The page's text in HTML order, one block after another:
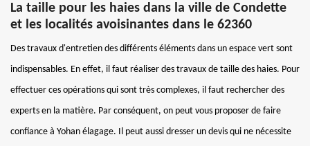
La taille pour les haies dans la ville de Condette
et les localités avoisinantes dans le 62360
Des travaux d'entretien des différents éléments dans un espace vert sont
indispensables. En effet, il faut réaliser des travaux de taille des haies. Pour
effectuer ces opérations qui sont très complexes, il faut rechercher des
experts en la matière. Par conséquent, on peut vous proposer de faire
confiance à Yohan élagage. Il peut aussi dresser un devis qui ne nécessite